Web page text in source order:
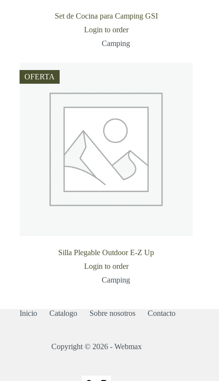
Set de Cocina para Camping GSI
Login to order
Camping
OFERTA
Silla Plegable Outdoor E-Z Up
Login to order
Camping
Inicio Catalogo Sobre nosotros Contacto
Copyright © 2026 - Webmax